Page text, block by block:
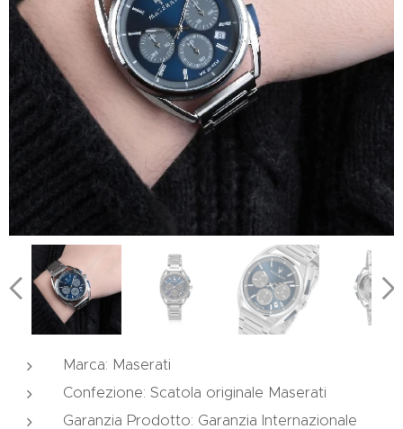
Marca: Maserati
Confezione: Scatola originale Maserati
Garanzia Prodotto: Garanzia Internazionale